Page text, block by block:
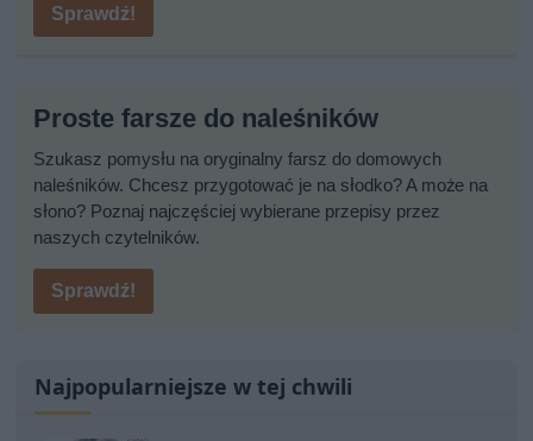
Sprawdź!
Proste farsze do naleśników
Szukasz pomysłu na oryginalny farsz do domowych
naleśników. Chcesz przygotować je na słodko? A może na
słono? Poznaj najczęściej wybierane przepisy przez
naszych czytelników.
Sprawdź!
Najpopularniejsze w tej chwili